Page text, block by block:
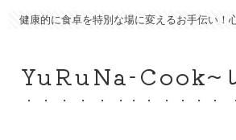
健康的に食卓を特別な場に変えるお手伝い！
YuRuNa-Cook~